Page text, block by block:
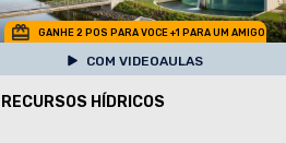
GANHE 2 POS PARA VOCE +1 PARA UM AMIGO
COM VIDEOAULAS
RECURSOS HÍDRICOS